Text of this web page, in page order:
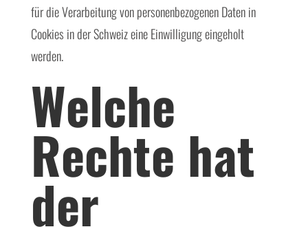
für die Verarbeitung von personenbezogenen Daten in
Cookies in der Schweiz eine Einwilligung eingeholt
werden.
Welche
Rechte hat
der